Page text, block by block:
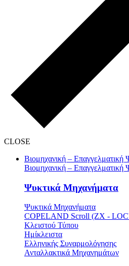
CLOSE
Βιομηχανική – Επαγγελματική
Βιομηχανική – Επαγγελματική
Ψυκτικά Μηχανήματα
Ψυκτικά Μηχανήματα
COPELAND Scroll (ZX -
Κλειστού Τύπου
Ημίκλειστα
Ελληνικής Συναρμολόγησης
Ανταλλακτικά Μηχανημάτων